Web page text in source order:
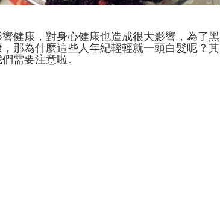
健康，對身心健康也造成很大影響，為了黑
那為什麼這些人年紀輕輕就一頭白髮呢？其
需要注意啦。